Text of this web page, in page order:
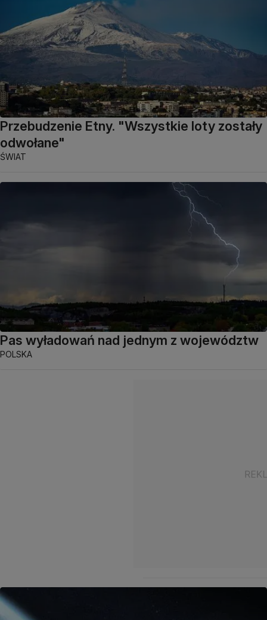
Przebudzenie Etny. "Wszystkie loty zostały
odwołane"
ŚWIAT
Pas wyładowań nad jednym z województw
POLSKA